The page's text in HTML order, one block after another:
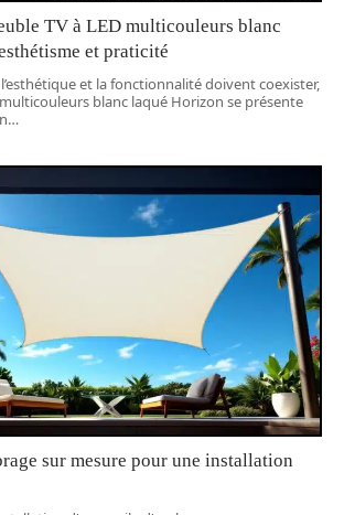
TV à LED multicouleurs blanc
et praticité
et la fonctionnalité doivent coexister,
multicouleurs blanc laqué Horizon se présente
…
sur mesure pour une installation